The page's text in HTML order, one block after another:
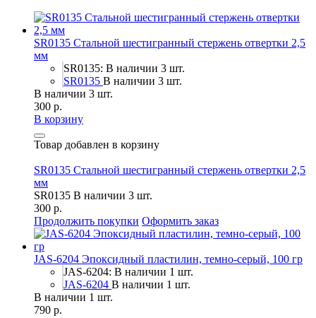
SR0135 Стальной шестигранный стержень отвертки 2,5
мм
SR0135: В наличии 3 шт.
SR0135 В наличии 3 шт.
В наличии 3 шт.
300 р.
В корзину
Товар добавлен в корзину
SR0135 Стальной шестигранный стержень отвертки 2,5
мм
SR0135 В наличии 3 шт.
300 р.
Продолжить покупки Оформить заказ
JAS-6204 Эпоксидный пластилин, темно-серый, 100 гр
JAS-6204: В наличии 1 шт.
JAS-6204 В наличии 1 шт.
В наличии 1 шт.
790 р.